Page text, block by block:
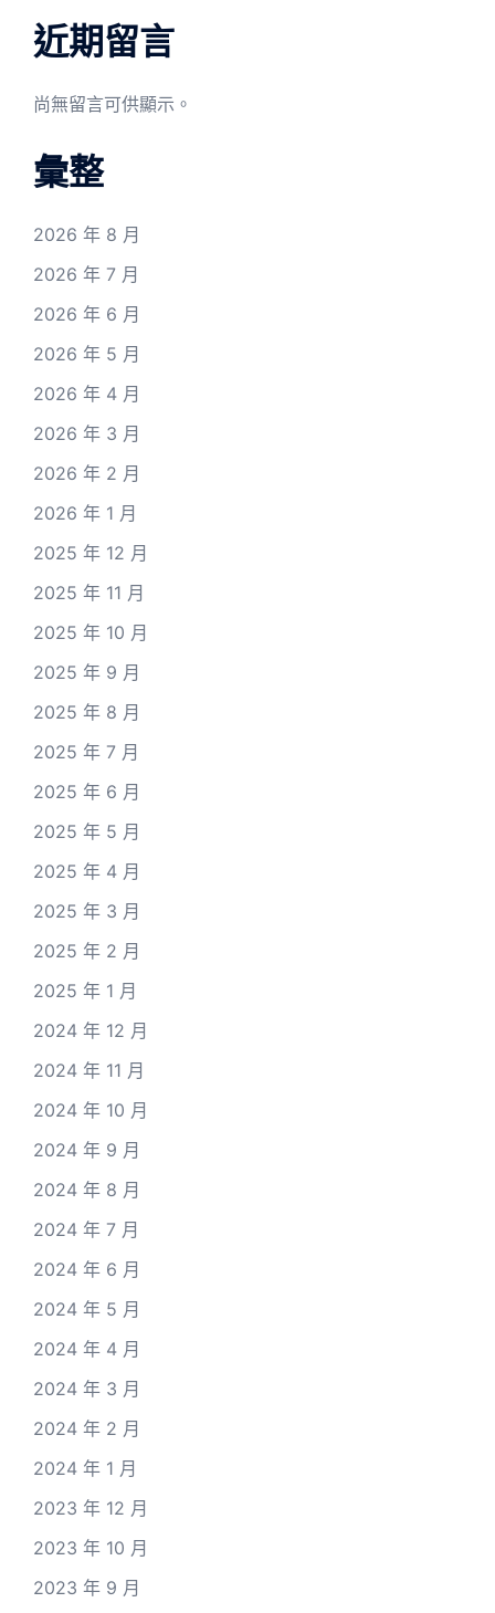
近期留言
尚無留言可供顯示。
彙整
2026 年 8 月
2026 年 7 月
2026 年 6 月
2026 年 5 月
2026 年 4 月
2026 年 3 月
2026 年 2 月
2026 年 1 月
2025 年 12 月
2025 年 11 月
2025 年 10 月
2025 年 9 月
2025 年 8 月
2025 年 7 月
2025 年 6 月
2025 年 5 月
2025 年 4 月
2025 年 3 月
2025 年 2 月
2025 年 1 月
2024 年 12 月
2024 年 11 月
2024 年 10 月
2024 年 9 月
2024 年 8 月
2024 年 7 月
2024 年 6 月
2024 年 5 月
2024 年 4 月
2024 年 3 月
2024 年 2 月
2024 年 1 月
2023 年 12 月
2023 年 10 月
2023 年 9 月